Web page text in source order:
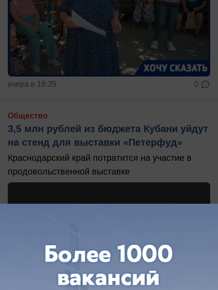
вчера в 16:35 0
Общество
3,5 млн рублей из бюджета Кубани уйдут
на стенд для выставки «Петерфуд»
Краснодарский край потратится на участие в
продовольственной выставке